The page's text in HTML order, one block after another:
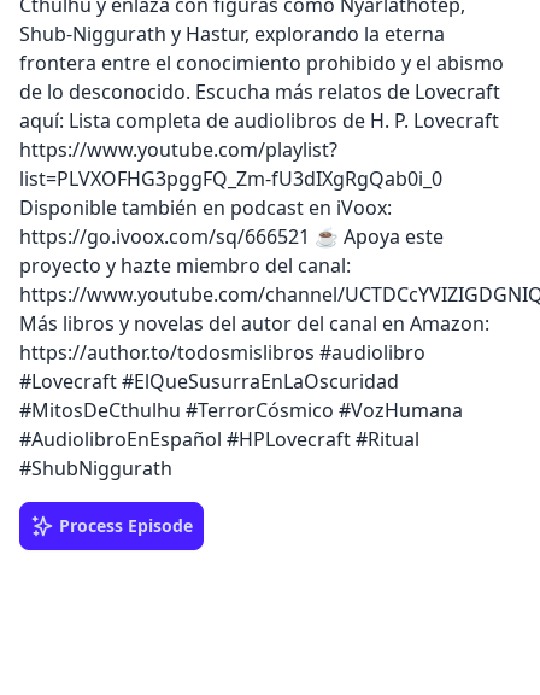
Shub-Niggurath y Hastur, explorando la eterna
frontera entre el conocimiento prohibido y el abismo
de lo desconocido. Escucha más relatos de Lovecraft
aquí: Lista completa de audiolibros de H. P. Lovecraft
https://www.youtube.com/playlist?
list=PLVXOFHG3pggFQ_Zm-fU3dIXgRgQab0i_0 ️
Disponible también en podcast en iVoox:
https://go.ivoox.com/sq/666521 ☕ Apoya este
proyecto y hazte miembro del canal:
https://www.youtube.com/channel/
Más libros y novelas del autor del canal en Amazon:
https://author.to/todosmislibros #audiolibro
#Lovecraft #ElQueSusurraEnLaOscuridad
#MitosDeCthulhu #TerrorCósmico #VozHumana
#AudiolibroEnEspañol #HPLovecraft #Ritual
#ShubNiggurath
Process Episode